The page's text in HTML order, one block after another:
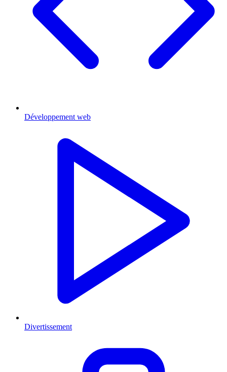
Développement web
Divertissement